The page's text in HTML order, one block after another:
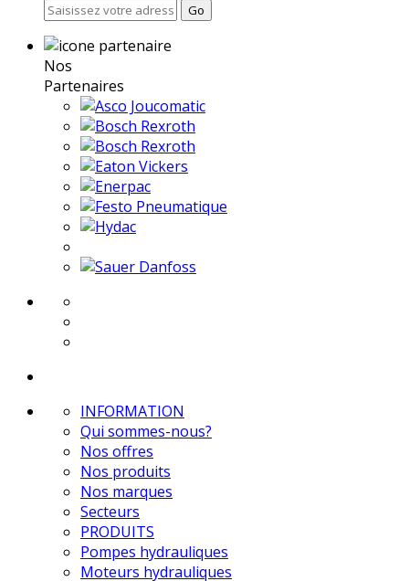
Go
Nos
Partenaires
INFORMATION
Qui sommes-nous?
Nos offres
Nos produits
Nos marques
Secteurs
PRODUITS
Pompes hydrauliques
Moteurs hydrauliques